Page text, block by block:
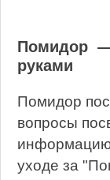
Помидор —
руками
Помидор
вопросы
информацию
уходе за